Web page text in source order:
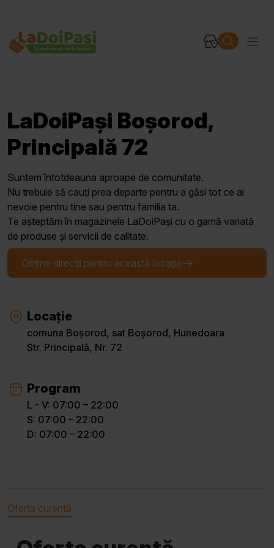
LaDoiPași Boșorod,
Principală 72
Suntem întotdeauna aproape de comunitate.
Nu trebuie să cauți prea departe pentru a găsi tot ce ai
nevoie pentru tine sau pentru familia ta.
Te așteptăm în magazinele LaDoiPași cu o gamă variată
de produse și servicii de calitate.
Obține direcții pentru această locație
Locație
comuna Boșorod, sat Boșorod, Hunedoara
Str. Principală, Nr. 72
Program
L - V: 07:00 – 22:00
S: 07:00 – 22:00
D: 07:00 – 22:00
Oferta curentă